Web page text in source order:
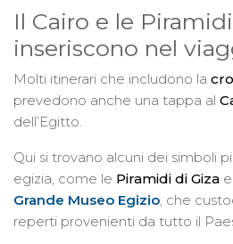
Il Cairo e le
inseriscono nel
Molti itinerari che includono la
prevedono anche una tappa al
dell’Egitto.
Qui si trovano alcuni dei simboli
egizia, come le Piramidi di Giza
Grande Museo Egizio , che
reperti provenienti da tutto il